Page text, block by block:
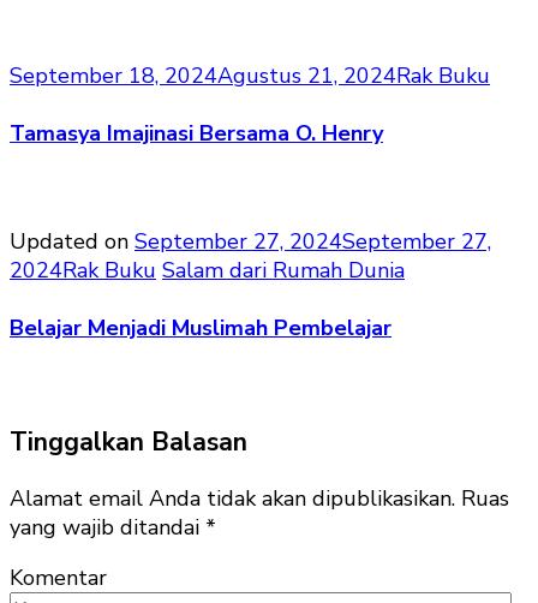
September 18, 2024Agustus 21, 2024Rak Buku
Tamasya Imajinasi Bersama O. Henry
Updated on September 27, 2024September 27,
2024Rak Buku Salam dari Rumah Dunia
Belajar Menjadi Muslimah Pembelajar
Tinggalkan Balasan
Alamat email Anda tidak akan dipublikasikan. Ruas
yang wajib ditandai *
Komentar